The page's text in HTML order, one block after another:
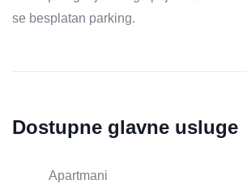
se besplatan parking.
Dostupne glavne usluge
Apartmani